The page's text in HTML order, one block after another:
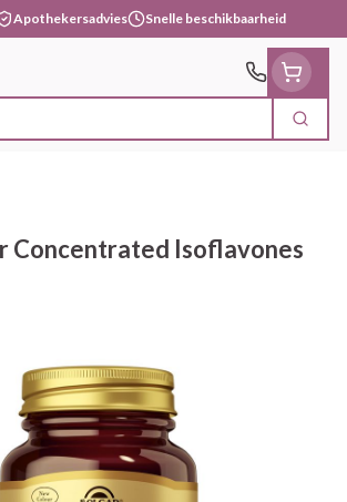
Apothekersadvies Snelle beschikbaarheid
Zoek
Concentrated Isoflavones